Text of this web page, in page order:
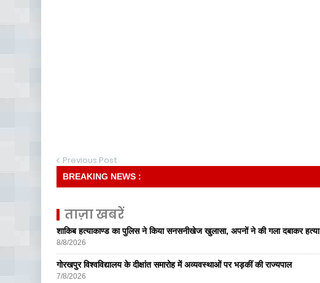
Previous Post
BREAKING NEWS :
ताज़ा खबरें
शाकिब हत्याकाण्ड का पुलिस ने किया सनसनीखेज खुलासा, अपनों ने की गला दबाकर हत्या
8/8/2026
गोरखपुर विश्वविद्यालय के दीक्षांत समारोह में अव्यवस्थाओं पर भड़कीं की राज्यपाल
7/8/2026